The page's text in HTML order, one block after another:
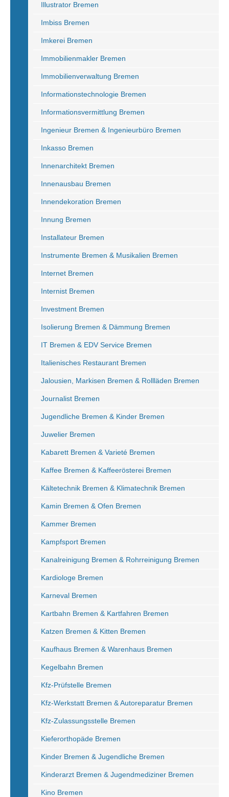
Illustrator Bremen
Imbiss Bremen
Imkerei Bremen
Immobilienmakler Bremen
Immobilienverwaltung Bremen
Informationstechnologie Bremen
Informationsvermittlung Bremen
Ingenieur Bremen & Ingenieurbüro Bremen
Inkasso Bremen
Innenarchitekt Bremen
Innenausbau Bremen
Innendekoration Bremen
Innung Bremen
Installateur Bremen
Instrumente Bremen & Musikalien Bremen
Internet Bremen
Internist Bremen
Investment Bremen
Isolierung Bremen & Dämmung Bremen
IT Bremen & EDV Service Bremen
Italienisches Restaurant Bremen
Jalousien, Markisen Bremen & Rollläden Bremen
Journalist Bremen
Jugendliche Bremen & Kinder Bremen
Juwelier Bremen
Kabarett Bremen & Varieté Bremen
Kaffee Bremen & Kaffeerösterei Bremen
Kältetechnik Bremen & Klimatechnik Bremen
Kamin Bremen & Ofen Bremen
Kammer Bremen
Kampfsport Bremen
Kanalreinigung Bremen & Rohrreinigung Bremen
Kardiologe Bremen
Karneval Bremen
Kartbahn Bremen & Kartfahren Bremen
Katzen Bremen & Kitten Bremen
Kaufhaus Bremen & Warenhaus Bremen
Kegelbahn Bremen
Kfz-Prüfstelle Bremen
Kfz-Werkstatt Bremen & Autoreparatur Bremen
Kfz-Zulassungsstelle Bremen
Kieferorthopäde Bremen
Kinder Bremen & Jugendliche Bremen
Kinderarzt Bremen & Jugendmediziner Bremen
Kino Bremen